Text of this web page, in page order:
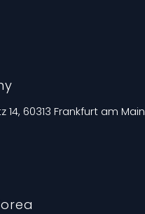
14, 60313 Frankfurt am Main